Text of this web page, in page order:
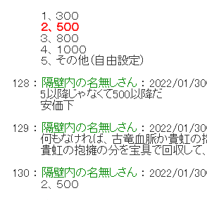
１、３００
２、５００
３、８００
４、１０００
５、その他（自由設定）
128 ： 隔壁内の名無しさん ：2022/01/
5以降じゃなくて500以降だ
安価下
129 ： 隔壁内の名無しさん ：2022/01/
何もなければ、古竜血脈か貴虹
貴虹の抱擁の分を宝具で回収して
130 ： 隔壁内の名無しさん ：2022/01/
２、５００